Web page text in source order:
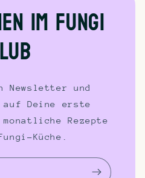
im Fungi
Newsletter und
auf Deine erste
Rezepte
Küche.